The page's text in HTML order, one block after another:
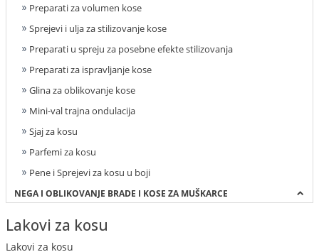
Preparati za volumen kose
Sprejevi i ulja za stilizovanje kose
Preparati u spreju za posebne efekte stilizovanja
Preparati za ispravljanje kose
Glina za oblikovanje kose
Mini-val trajna ondulacija
Sjaj za kosu
Parfemi za kosu
Pene i Sprejevi za kosu u boji
NEGA I OBLIKOVANJE BRADE I KOSE ZA MUŠKARCE
Lakovi za kosu
Lakovi za kosu